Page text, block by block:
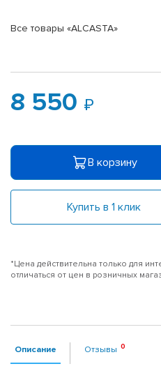
Все товары «ALCASTA»
8 550
В корзину
Купить в 1 клик
*Цена действительна только для
отличаться от цен в розничных
Описание Отзывы